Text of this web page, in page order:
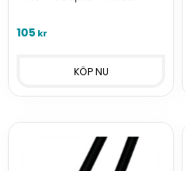
105 kr